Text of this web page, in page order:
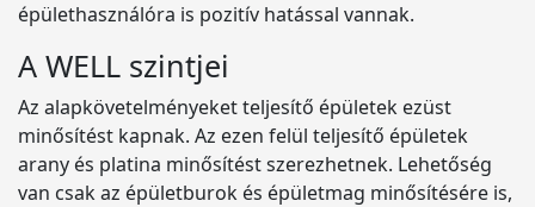
épülethasználóra is pozitív hatással vannak.
A WELL szintjei
Az alapkövetelményeket teljesítő épületek ezüst
minősítést kapnak. Az ezen felül teljesítő épületek
arany és platina minősítést szerezhetnek. Lehetőség
van csak az épületburok és épületmag minősítésére is,